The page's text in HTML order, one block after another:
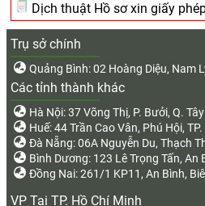
Dịch thuật Hồ sơ xin giấy
Trụ sở chính
Quảng Bình: 02 Hoàng Diệu, Nam
Các tỉnh thành khác
Hà Nội: 37 Võng Thị, P. Bưởi, Q.
Huế: 44 Trần Cao Vân, Phú Hội,
Đà Nẵng: 06A Nguyễn Du, Thạch
Bình Dương: 123 Lê Trọng Tấn, An
Đồng Nai: 261/1 KP11, An Bình,
VP Tại TP. Hồ Chí Minh